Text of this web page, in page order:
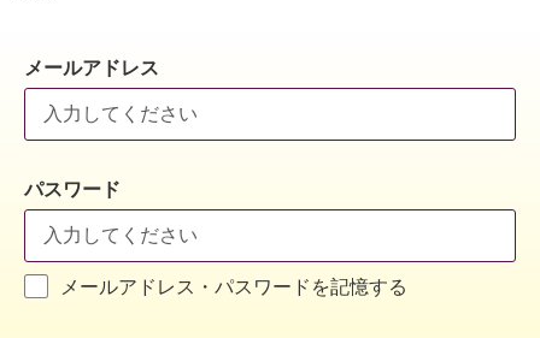
メールアドレス
パスワード
メールアドレス・パスワードを記憶する